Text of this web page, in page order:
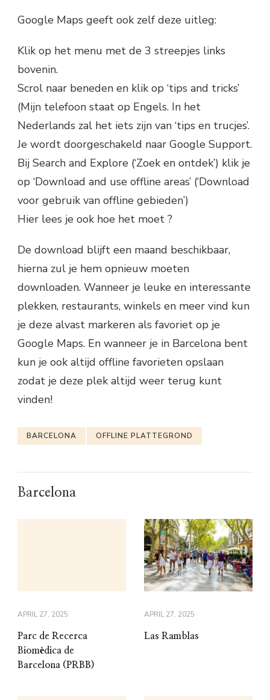
Google Maps geeft ook zelf deze uitleg:
Klik op het menu met de 3 streepjes links
bovenin.
Scrol naar beneden en klik op ‘tips and tricks’
(Mijn telefoon staat op Engels. In het
Nederlands zal het iets zijn van ‘tips en trucjes’.
Je wordt doorgeschakeld naar Google Support.
Bij Search and Explore (‘Zoek en ontdek’) klik je
op ‘Download and use offline areas’ (‘Download
voor gebruik van offline gebieden’)
Hier lees je ook hoe het moet ?
De download blijft een maand beschikbaar,
hierna zul je hem opnieuw moeten
downloaden. Wanneer je leuke en interessante
plekken, restaurants, winkels en meer vind kun
je deze alvast markeren als favoriet op je
Google Maps. En wanneer je in Barcelona bent
kun je ook altijd offline favorieten opslaan
zodat je deze plek altijd weer terug kunt
vinden!
BARCELONA OFFLINE PLATTEGROND
Barcelona
APRIL 27, 2025
Parc de Recerca
Biomèdica de
Barcelona (PRBB)
APRIL 27, 2025
Las Ramblas